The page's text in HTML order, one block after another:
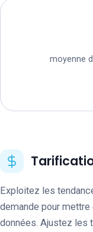
moyenne
Exploitez les
demande pour
données. Ajustez les